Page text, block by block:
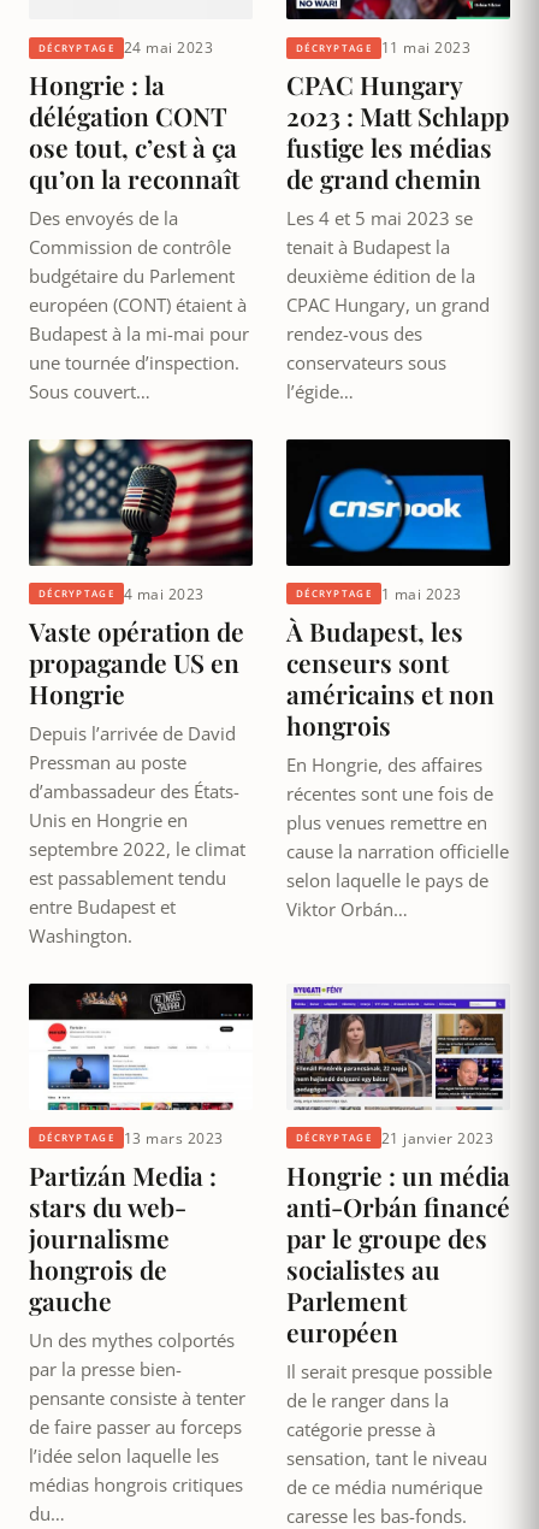
DÉCRYPTAGE 24 mai 2023
Hongrie : la
délégation CONT
ose tout, c’est à ça
qu’on la reconnaît
Des envoyés de la
Commission de contrôle
budgétaire du Parlement
européen (CONT) étaient à
Budapest à la mi-mai pour
une tournée d’inspection.
Sous couvert…
DÉCRYPTAGE 11 mai 2023
CPAC Hungary
2023 : Matt Schlapp
fustige les médias
de grand chemin
Les 4 et 5 mai 2023 se
tenait à Budapest la
deuxième édition de la
CPAC Hungary, un grand
rendez-vous des
conservateurs sous
l’égide…
DÉCRYPTAGE 4 mai 2023
Vaste opération de
propagande US en
Hongrie
Depuis l’arrivée de David
Pressman au poste
d’ambassadeur des États-
Unis en Hongrie en
septembre 2022, le climat
est passablement tendu
entre Budapest et
Washington.
DÉCRYPTAGE 1 mai 2023
À Budapest, les
censeurs sont
américains et non
hongrois
En Hongrie, des affaires
récentes sont une fois de
plus venues remettre en
cause la narration officielle
selon laquelle le pays de
Viktor Orbán…
DÉCRYPTAGE 13 mars 2023
Partizán Media :
stars du web-
journalisme
hongrois de
gauche
Un des mythes colportés
par la presse bien-
pensante consiste à tenter
de faire passer au forceps
l’idée selon laquelle les
médias hongrois critiques
du…
DÉCRYPTAGE 21 janvier 2023
Hongrie : un média
anti-Orbán financé
par le groupe des
socialistes au
Parlement
européen
Il serait presque possible
de le ranger dans la
catégorie presse à
sensation, tant le niveau
de ce média numérique
caresse les bas-fonds.